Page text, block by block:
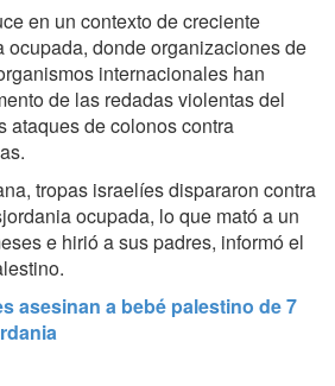
en un contexto de creciente
donde organizaciones de
internacionales han
de las redadas violentas del
ataques de colonos contra
tropas israelíes dispararon contra
ocupada, lo que mató a un
e hirió a sus padres, informó el
asesinan a bebé palestino de 7